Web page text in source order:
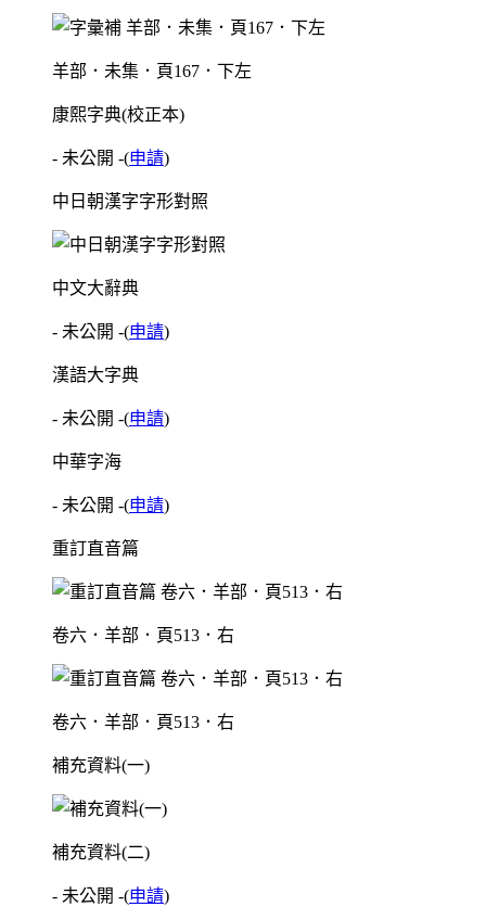
羊部．未集．頁167．下左
康熙字典(校正本)
- 未公開 -(申請)
中日朝漢字字形對照
中文大辭典
- 未公開 -(申請)
漢語大字典
- 未公開 -(申請)
中華字海
- 未公開 -(申請)
重訂直音篇
卷六．羊部．頁513．右
卷六．羊部．頁513．右
補充資料(一)
補充資料(二)
- 未公開 -(申請)